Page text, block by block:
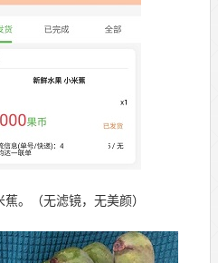
。（无滤镜，无美颜）